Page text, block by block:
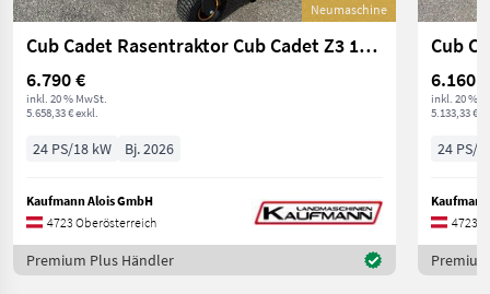
Neumaschine
Cub Cadet Rasentraktor Cub Cadet Z3 127 S
6.790 €
inkl. 20 % MwSt.
5.658,33 € exkl.
24 PS/18 kW Bj. 2026
Kaufmann Alois GmbH
4723 Oberösterreich
Premium Plus Händler
6.160 €
inkl. 20 %
5.133,33 €
24 PS/
4723